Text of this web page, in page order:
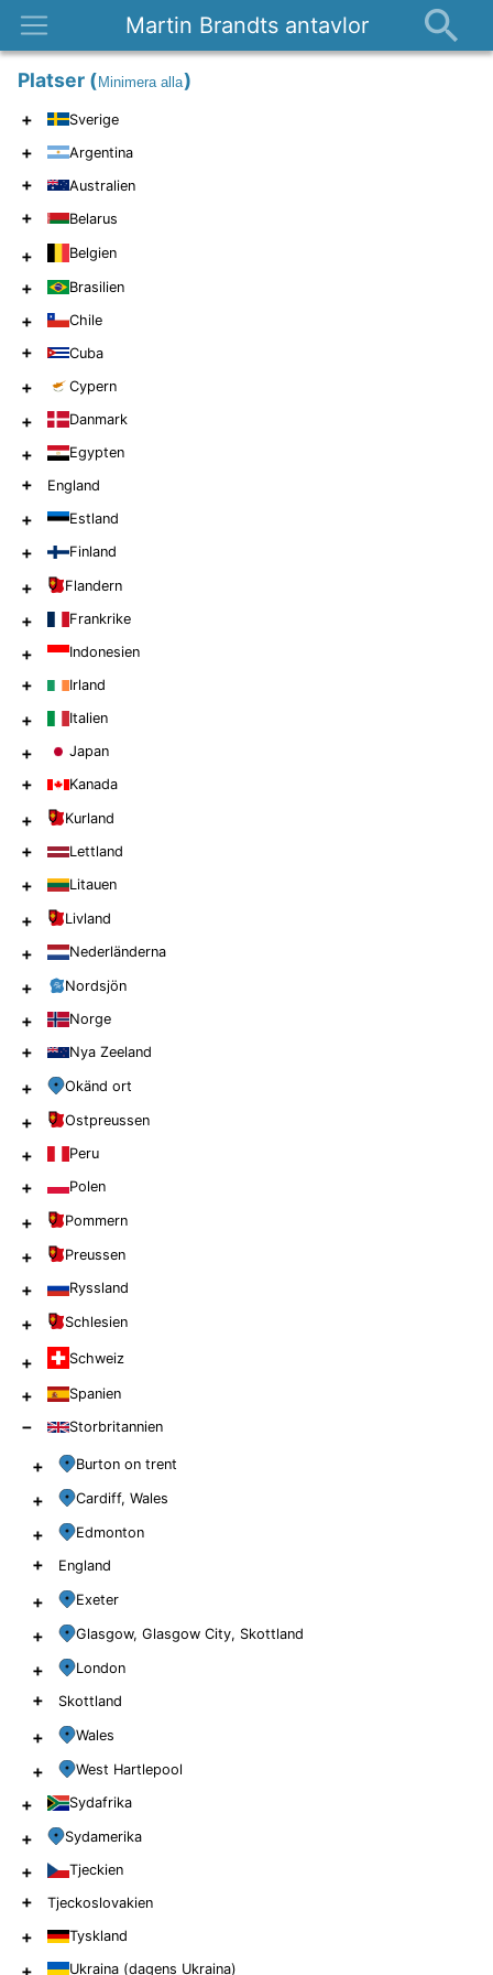
Martin Brandts antavlor
Platser
Om
Kontakt
Platser (Minimera alla)
+ Sverige
+ Argentina
+ Australien
+ Belarus
+ Belgien
+ Brasilien
+ Chile
+ Cuba
+ Cypern
+ Danmark
+ Egypten
+ England
+ Estland
+ Finland
+ Flandern
+ Frankrike
+ Indonesien
+ Irland
+ Italien
+ Japan
+ Kanada
+ Kurland
+ Lettland
+ Litauen
+ Livland
+ Nederländerna
+ Nordsjön
+ Norge
+ Nya Zeeland
+ Okänd ort
+ Ostpreussen
+ Peru
+ Polen
+ Pommern
+ Preussen
+ Ryssland
+ Schlesien
+ Schweiz
+ Spanien
− Storbritannien
+ Burton on trent
+ Cardiff, Wales
+ Edmonton
+ England
+ Exeter
+ Glasgow, Glasgow City, Skottland
+ London
+ Skottland
+ Wales
+ West Hartlepool
+ Sydafrika
+ Sydamerika
+ Tjeckien
+ Tjeckoslovakien
+ Tyskland
+ Ukraina (dagens Ukraina)